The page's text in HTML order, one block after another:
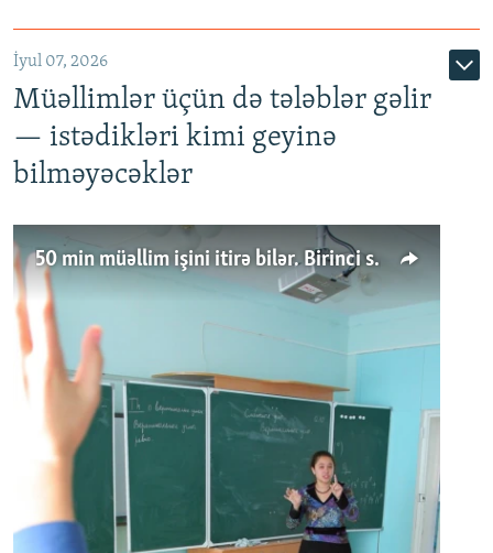
İyul 07, 2026
Müəllimlər üçün də tələblər gəlir
— istədikləri kimi geyinə
bilməyəcəklər
50 min müəllim işini itirə bilər. Birinci sinfə gedənlər azalır